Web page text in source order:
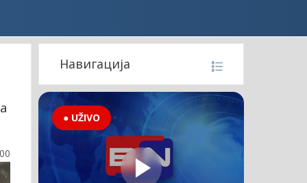
Навигација
● UŽIVO